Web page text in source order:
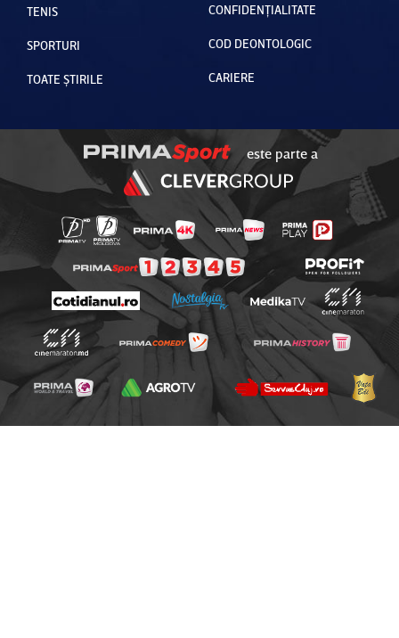
TENIS
SPORTURI
TOATE ȘTIRILE
CONFIDENȚIALITATE
COD DEONTOLOGIC
CARIERE
este parte a